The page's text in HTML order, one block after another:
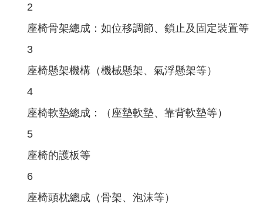
2
座椅骨架總成：如位移調節、鎖止及固定裝置等
3
座椅懸架機構（機械懸架、氣浮懸架等）
4
座椅軟墊總成：（座墊軟墊、靠背軟墊等）
5
座椅的護板等
6
座椅頭枕總成（骨架、泡沫等）